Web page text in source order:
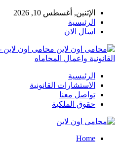
الإثنين, أغسطس 10, 2026
الرئيسية
اسال الان
محامى اون لاين
القانونية واعمال المحاماه
الرئيسية
الاستشارات القانونية
تواصل معنا
حقوق الملكية
Home